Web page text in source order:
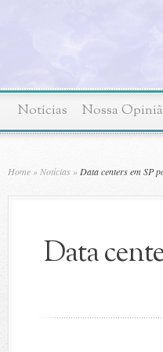
Notícias Nossa
Home » Notícias » Data centers em SP
Data